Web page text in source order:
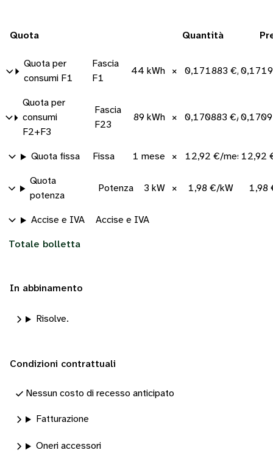
Quota Quantità
Quota per
consumi F1
Fascia
F1
44 kWh × 0,171883 €/kWh
Quota per
consumi
F2+F3
Fascia
F23
89 kWh × 0,170883 €/kWh
Quota fissa Fissa 1 mese × 12,92 €/mese12,92
Quota
potenza
Potenza 3 kW × 1,98 €/kW 1,98
Accise e IVA Accise e IVA
Totale bolletta
In abbinamento
Risolve.
Condizioni contrattuali
Nessun costo di recesso anticipato
Fatturazione
Oneri accessori